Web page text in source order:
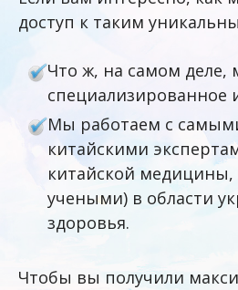
доступ к таким
Что ж, на самом деле,
специализированное
Мы работаем с
китайскими
китайской медицины,
учеными) в области
здоровья.
Чтобы вы получили